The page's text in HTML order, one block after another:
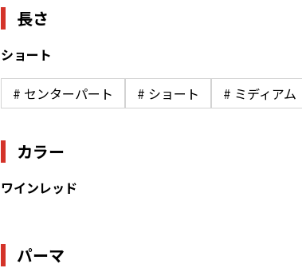
長さ
ショート
# センターパート # ショート # ミディアム
カラー
ワインレッド
パーマ